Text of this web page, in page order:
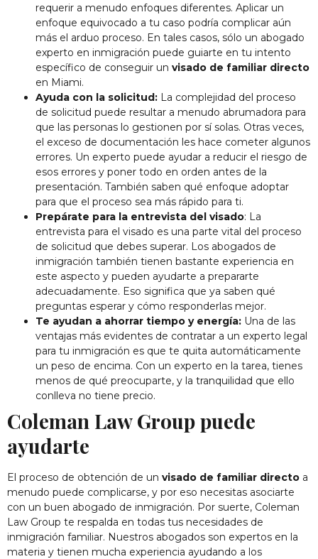
requerir a menudo enfoques diferentes. Aplicar un
enfoque equivocado a tu caso podría complicar aún
más el arduo proceso. En tales casos, sólo un abogado
experto en inmigración puede guiarte en tu intento
específico de conseguir un visado de familiar directo
en Miami.
Ayuda con la solicitud: La complejidad del proceso
de solicitud puede resultar a menudo abrumadora para
que las personas lo gestionen por sí solas. Otras veces,
el exceso de documentación les hace cometer algunos
errores. Un experto puede ayudar a reducir el riesgo de
esos errores y poner todo en orden antes de la
presentación. También saben qué enfoque adoptar
para que el proceso sea más rápido para ti.
Prepárate para la entrevista del visado: La
entrevista para el visado es una parte vital del proceso
de solicitud que debes superar. Los abogados de
inmigración también tienen bastante experiencia en
este aspecto y pueden ayudarte a prepararte
adecuadamente. Eso significa que ya saben qué
preguntas esperar y cómo responderlas mejor.
Te ayudan a ahorrar tiempo y energía: Una de las
ventajas más evidentes de contratar a un experto legal
para tu inmigración es que te quita automáticamente
un peso de encima. Con un experto en la tarea, tienes
menos de qué preocuparte, y la tranquilidad que ello
conlleva no tiene precio.
Coleman Law Group puede
ayudarte
El proceso de obtención de un visado de familiar directo a
menudo puede complicarse, y por eso necesitas asociarte
con un buen abogado de inmigración. Por suerte, Coleman
Law Group te respalda en todas tus necesidades de
inmigración familiar. Nuestros abogados son expertos en la
materia y tienen mucha experiencia ayudando a los